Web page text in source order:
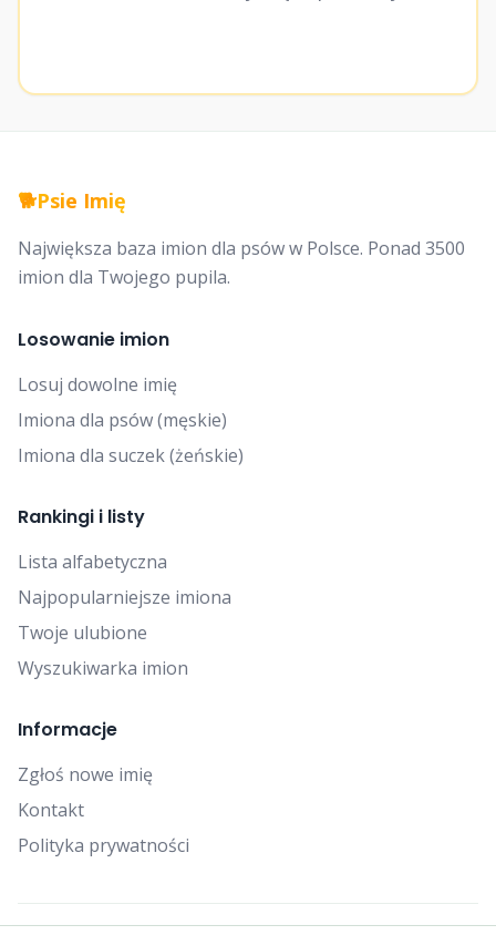
🐕Psie Imię
Największa baza imion dla psów w Polsce. Ponad 3500
imion dla Twojego pupila.
Losowanie imion
Losuj dowolne imię
Imiona dla psów (męskie)
Imiona dla suczek (żeńskie)
Rankingi i listy
Lista alfabetyczna
Najpopularniejsze imiona
Twoje ulubione
Wyszukiwarka imion
Informacje
Zgłoś nowe imię
Kontakt
Polityka prywatności